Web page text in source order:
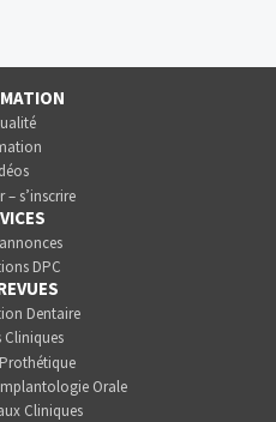
– s’inscrire
DPC
Dentaire
Cliniques
Orale
Cliniques